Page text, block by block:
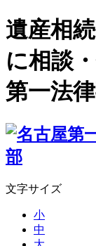
遺産相
に相談
第一法
文字サイズ
小
中